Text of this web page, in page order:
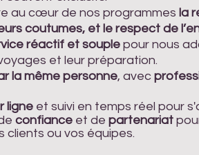
au cœur de nos programmes la
coutumes, et le respect de
réactif et souple pour nous
et leur préparation.
la même personne, avec
ligne et suivi en temps réel pour
confiance et de partenariat
clients ou vos équipes.